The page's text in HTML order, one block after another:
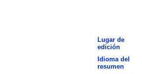
Lugar de
edición
Idioma del
resumen